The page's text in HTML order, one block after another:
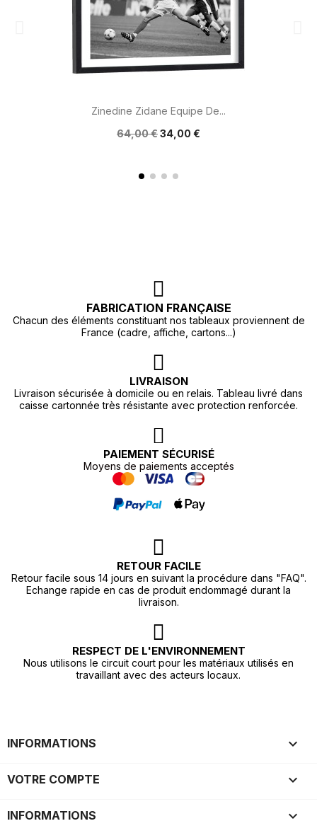
Zinedine Zidane Equipe De...
64,00 €34,00 €
FABRICATION FRANÇAISE
Chacun des éléments constituant nos tableaux proviennent de
France (cadre, affiche, cartons...)
LIVRAISON
Livraison sécurisée à domicile ou en relais. Tableau livré dans
caisse cartonnée très résistante avec protection renforcée.
PAIEMENT SÉCURISÉ
Moyens de paiements acceptés
RETOUR FACILE
Retour facile sous 14 jours en suivant la procédure dans "FAQ".
Echange rapide en cas de produit endommagé durant la
livraison.
RESPECT DE L'ENVIRONNEMENT
Nous utilisons le circuit court pour les matériaux utilisés en
travaillant avec des acteurs locaux.
INFORMATIONS 
VOTRE COMPTE 
INFORMATIONS keyboard_arrow_down